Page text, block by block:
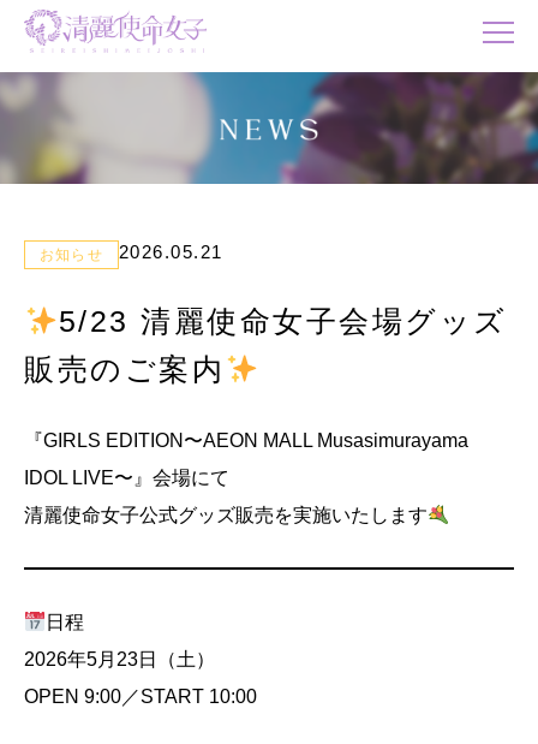
お知らせ 2026.05.21
5/23 清麗使命女子会場グッズ
販売のご案内
『GIRLS EDITION〜AEON MALL Musasimurayama
IDOL LIVE〜』会場にて
清麗使命女子公式グッズ販売を実施いたします
日程
2026年5月23日（土）
OPEN 9:00／START 10:00